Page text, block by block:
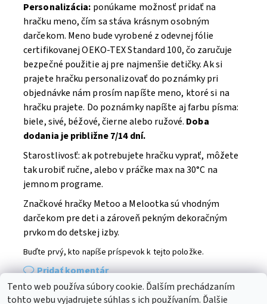
Personalizácia: ponúkame možnosť pridať na
hračku meno, čím sa stáva krásnym osobným
darčekom. Meno bude vyrobené z odevnej fólie
certifikovanej OEKO-TEX Standard 100, čo zaručuje
bezpečné použitie aj pre najmenšie detičky. Ak si
prajete hračku personalizovať do poznámky pri
objednávke nám prosím napíšte meno, ktoré si na
hračku prajete. Do poznámky napíšte aj farbu písma:
biele, sivé, béžové, čierne alebo ružové. Doba
dodania je približne 7/14 dní.
Starostlivosť: ak potrebujete hračku vyprať, môžete
tak urobiť ručne, alebo v práčke max na 30°C na
jemnom programe.
Značkové hračky Metoo a Melootka sú vhodným
darčekom pre deti a zároveň pekným dekoračným
prvkom do detskej izby.
Buďte prvý, kto napíše príspevok k tejto položke.
Pridať komentár
Tento web používa súbory cookie. Ďalším prechádzaním
tohto webu vyjadrujete súhlas s ich používaním. Ďalšie